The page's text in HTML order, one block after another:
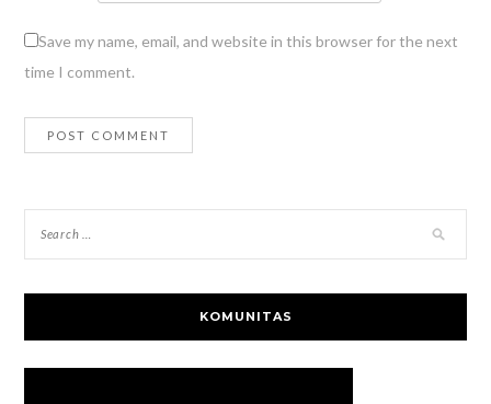
Save my name, email, and website in this browser for the next
time I comment.
KOMUNITAS